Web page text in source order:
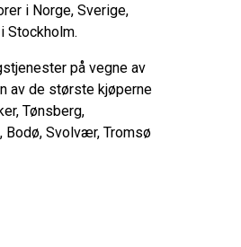
i Norge, Sverige,
Stockholm.
på vegne av
av de største kjøperne
Tønsberg,
Bodø, Svolvær, Tromsø